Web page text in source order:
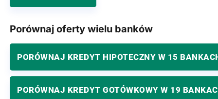
Porównaj oferty wielu banków
PORÓWNAJ KREDYT HIPOTECZNY W 15
PORÓWNAJ KREDYT GOTÓWKOWY W 19